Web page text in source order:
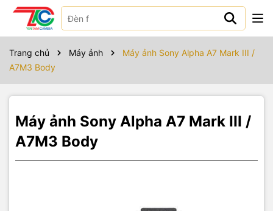
Trang chủ Máy ảnh
Máy ảnh Sony Alpha A7 Mark III /
A7M3 Body
Máy ảnh Sony Alpha A7 Mark III /
A7M3 Body
Sản phẩm bao gồm
01 Pin NP-FZ100 (2280mAh)
Sony AC Adapter
Micro-USB Cable
Accessory Shoe Cap
Shoulder Strap
User manuals